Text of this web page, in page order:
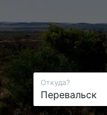
Откуда?